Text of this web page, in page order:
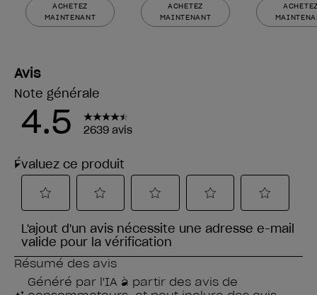
ACHETEZ
MAINTENANT
ACHETEZ
MAINTENANT